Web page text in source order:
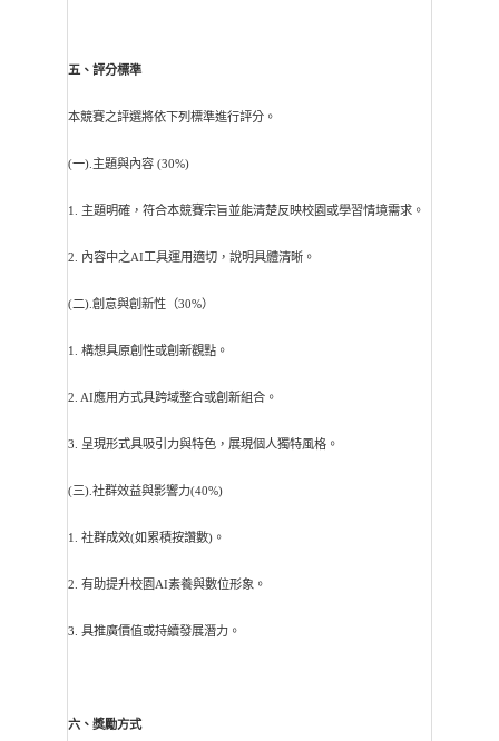
五、評分標準
本競賽之評選將依下列標準進行評分。
(一).主題與內容 (30%)
1. 主題明確，符合本競賽宗旨並能清楚反映校園或學習情境需求。
2. 內容中之AI工具運用適切，說明具體清晰。
(二).創意與創新性（30%）
1. 構想具原創性或創新觀點。
2. AI應用方式具跨域整合或創新組合。
3. 呈現形式具吸引力與特色，展現個人獨特風格。
(三).社群效益與影響力(40%)
1. 社群成效(如累積按讚數)。
2. 有助提升校園AI素養與數位形象。
3. 具推廣價值或持續發展潛力。
六、 獎勵方式